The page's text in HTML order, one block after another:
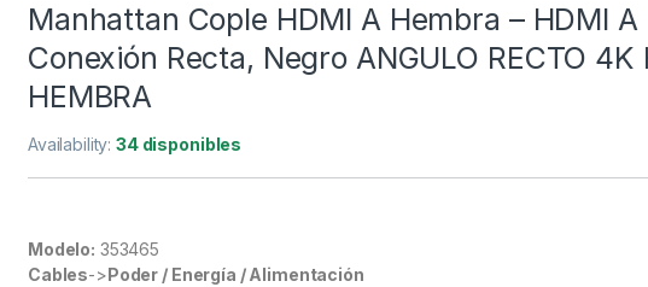
Manhattan Cople HDMI A Hembra – HDMI A
Conexión Recta, Negro ANGULO RECTO 4K
HEMBRA
Availability:34 disponibles
Modelo: 353465
Cables->Poder / Energía / Alimentación